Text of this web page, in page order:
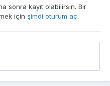
sonra kayıt olabilirsin. Bir
için şimdi oturum aç.